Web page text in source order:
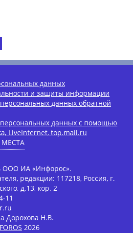
данных
и защиты информации
данных обратной
персональных данных с помощью
LiveInternet, top.mail.ru
МЕСТА
ООО ИА «Инфорос».
редакции: 117218, Россия, г.
д.13, кор. 2
11
Дорохова Н.В.
2026